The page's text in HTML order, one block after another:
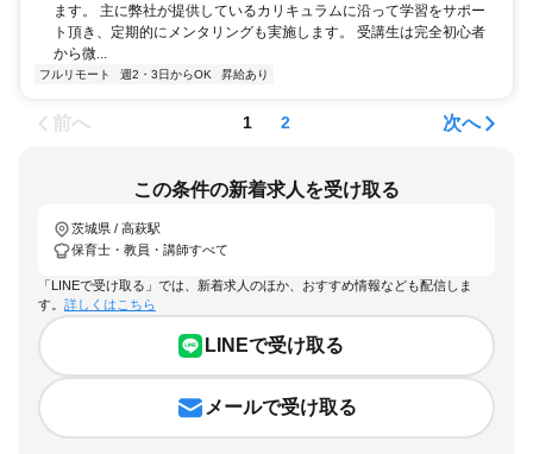
ます。 主に弊社が提供しているカリキュラムに沿って学習をサポー
ト頂き、定期的にメンタリングも実施します。 受講生は完全初心者
から微...
フルリモート 週2・3日からOK 昇給あり
前へ 1 2 次へ
この条件の新着求人を受け取る
茨城県 / 高萩駅
保育士・教員・講師すべて
「LINEで受け取る」では、新着求人のほか、おすすめ情報なども配信しま
す。 詳しくはこちら
LINEで受け取る
メールで受け取る